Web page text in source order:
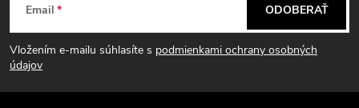
á
p
Email
Vložením e-mailu súhlasíte s podmienkami ochrany osobných
údajov
ODOBERAŤ